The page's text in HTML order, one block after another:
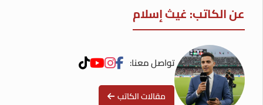
عن الكاتب: غيث إسلام
تواصل معنا:
مقالات الكاتب